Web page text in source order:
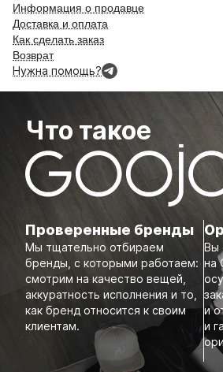
Информация о продавце
Доставка и оплата
Как сделать заказ
Возврат
Нужна помощь?
Что такое
Проверенные бренды
Мы тщательно отбираем
бренды, с которыми работаем:
смотрим на качество вещей,
аккуратность исполнения и то,
как бренд относится к своим
клиентам.
Вы
на
и
и